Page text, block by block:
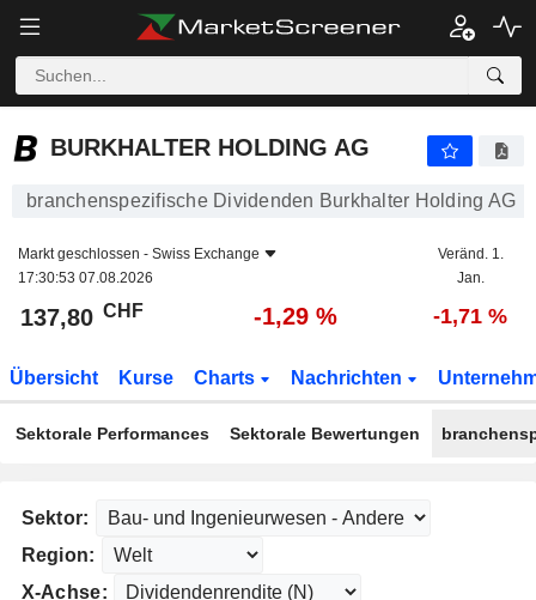
BURKHALTER HOLDING AG
branchenspezifische Dividenden Burkhalter Holding AG
Markt geschlossen - Swiss Exchange
17:30:53 07.08.2026
Veränd. 1.
Jan.
137,80 CHF -1,29 % -1,71 %
Übersicht Kurse Charts Nachrichten
Sektorale Performances Sektorale Bewertungen
Sektor:
Region:
X-Achse: